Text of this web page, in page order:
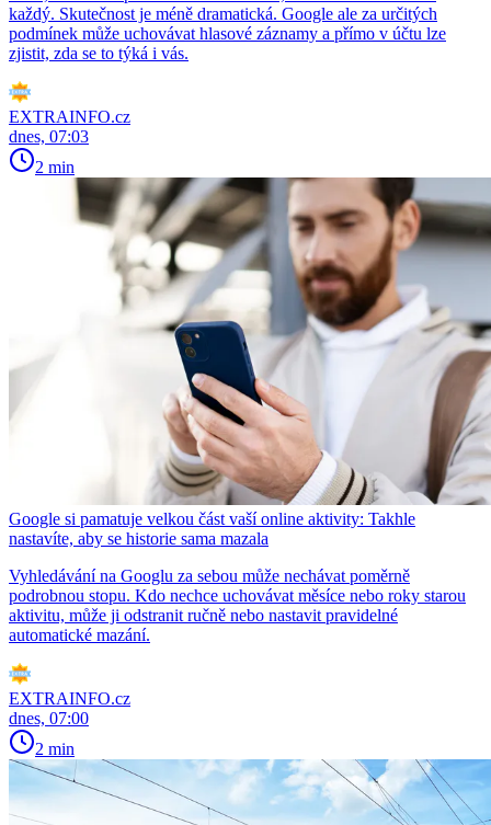
každý. Skutečnost je méně dramatická. Google ale za určitých
podmínek může uchovávat hlasové záznamy a přímo v účtu lze
zjistit, zda se to týká i vás.
EXTRAINFO.cz
dnes, 07:03
2 min
Google si pamatuje velkou část vaší online aktivity: Takhle
nastavíte, aby se historie sama mazala
Vyhledávání na Googlu za sebou může nechávat poměrně
podrobnou stopu. Kdo nechce uchovávat měsíce nebo roky starou
aktivitu, může ji odstranit ručně nebo nastavit pravidelné
automatické mazání.
EXTRAINFO.cz
dnes, 07:00
2 min